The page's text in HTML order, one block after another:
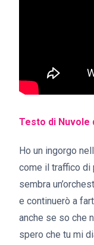
Testo di Nuvole
Ho un ingorgo
come il traffico di
sembra
e continuerò a
anche se so che
spero che tu mi